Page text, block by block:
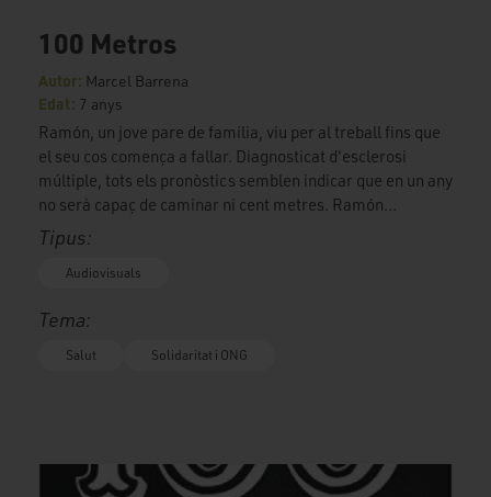
100 Metros
Autor: Marcel Barrena
Edat: 7 anys
Ramón, un jove pare de família, viu per al treball fins que
el seu cos comença a fallar. Diagnosticat d'esclerosi
múltiple, tots els pronòstics semblen indicar que en un any
no serà capaç de caminar ni cent metres. Ramón...
Tipus:
Audiovisuals
Tema:
Salut Solidaritat i ONG